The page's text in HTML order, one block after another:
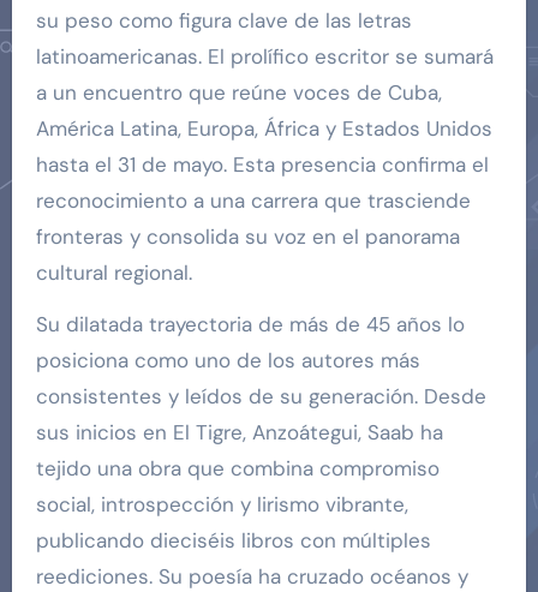
su peso como figura clave de las letras
latinoamericanas. El prolífico escritor se sumará
a un encuentro que reúne voces de Cuba,
América Latina, Europa, África y Estados Unidos
hasta el 31 de mayo. Esta presencia confirma el
reconocimiento a una carrera que trasciende
fronteras y consolida su voz en el panorama
cultural regional.
Su dilatada trayectoria de más de 45 años lo
posiciona como uno de los autores más
consistentes y leídos de su generación. Desde
sus inicios en El Tigre, Anzoátegui, Saab ha
tejido una obra que combina compromiso
social, introspección y lirismo vibrante,
publicando dieciséis libros con múltiples
reediciones. Su poesía ha cruzado océanos y